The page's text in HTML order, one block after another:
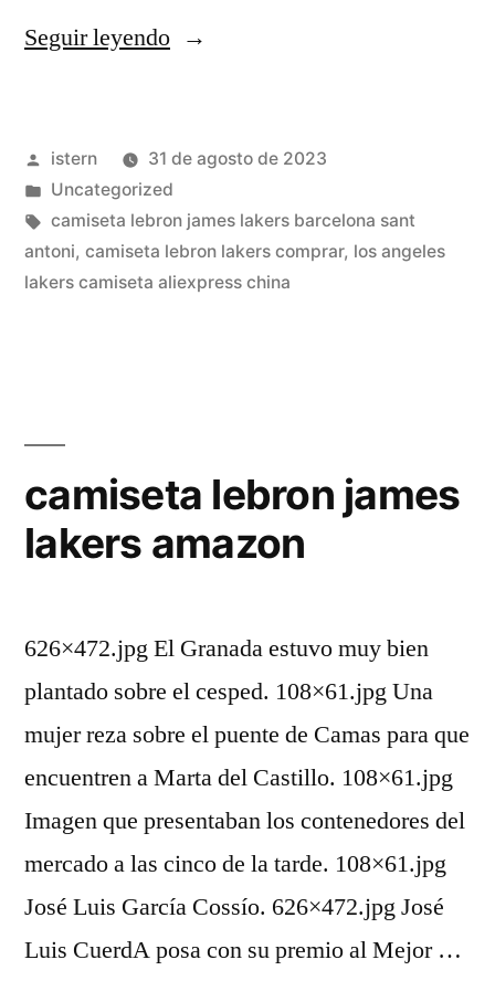
Seguir leyendo«retro
32»
Publicado
por
istern
31 de agosto de 2023
Publicado
en
Uncategorized
Etiquetas:
camiseta lebron james lakers barcelona sant
antoni, camiseta lebron lakers comprar, los angeles
lakers camiseta aliexpress china
camiseta lebron james
lakers amazon
626×472.jpg El Granada estuvo muy bien
plantado sobre el cesped. 108×61.jpg Una
mujer reza sobre el puente de Camas para que
encuentren a Marta del Castillo. 108×61.jpg
Imagen que presentaban los contenedores del
mercado a las cinco de la tarde. 108×61.jpg
José Luis García Cossío. 626×472.jpg José
Luis CuerdA posa con su premio al Mejor …